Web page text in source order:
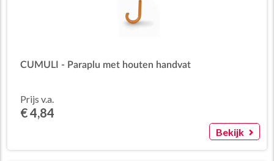
CUMULI - Paraplu met houten handvat
Prijs v.a.
€ 4,84
Bekijk